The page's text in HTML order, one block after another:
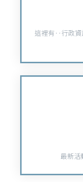
這裡有‥行政資
最新活